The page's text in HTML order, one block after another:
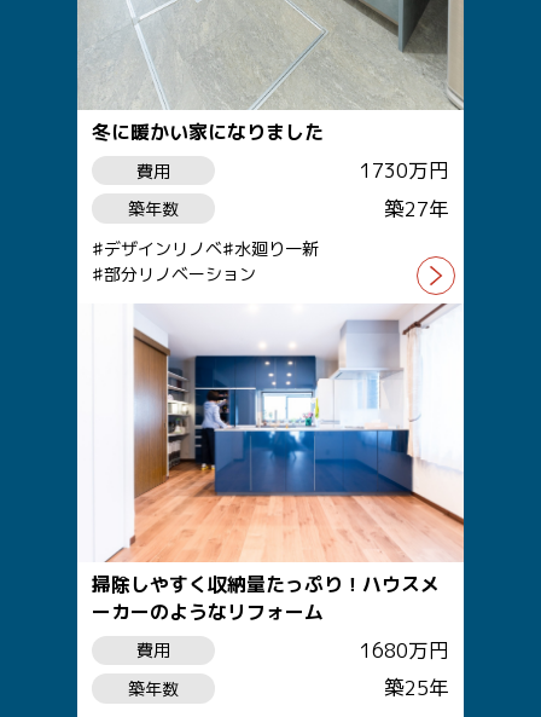
冬に暖かい家になりました
費用 1730万円
築年数 築27年
デザインリノベ 水廻り一新
部分リノベーション
掃除しやすく収納量たっぷり！ハウスメ
ーカーのようなリフォーム
費用 1680万円
築年数 築25年